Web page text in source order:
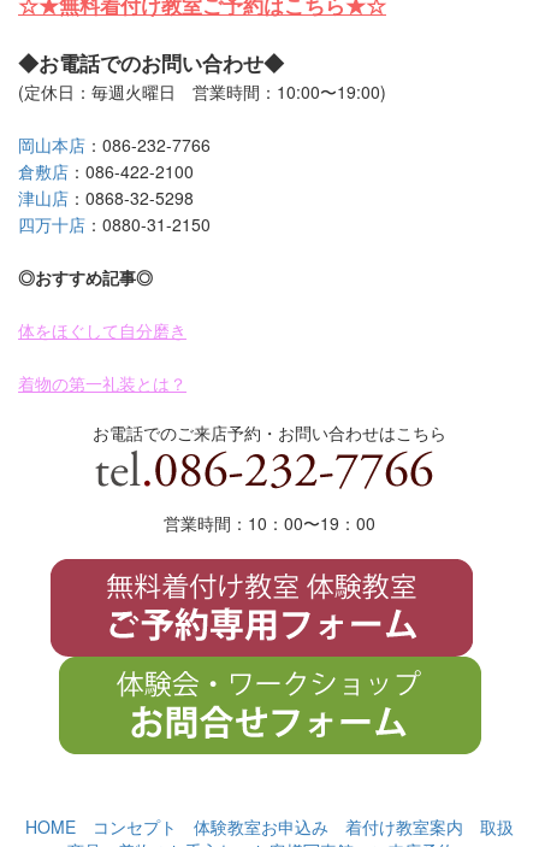
◆お電話でのお問い合わせ◆
(定休日：毎週火曜日 営業時間：10:00〜19:00)
岡山本店 ：086-232-7766
倉敷店 ：086-422-2100
津山店 ：0868-32-5298
四万十店 ：0880-31-2150
◎おすすめ記事◎
体をほぐして自分磨き
着物の第一礼装とは？
お電話でのご来店予約・お問い合わせはこちら
営業時間：10：00〜19 ： 00
HOME コンセプト 体験教室お申込み 着付け教室案内
取扱